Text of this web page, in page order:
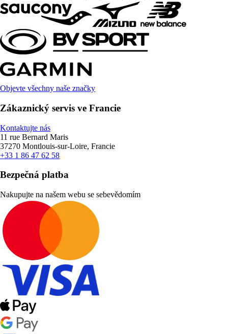
Objevte všechny naše značky
Zákaznický servis ve Francie
Kontaktujte nás
11 rue Bernard Maris
37270 Montlouis-sur-Loire, Francie
+33 1 86 47 62 58
Bezpečná platba
Nakupujte na našem webu se sebevědomím